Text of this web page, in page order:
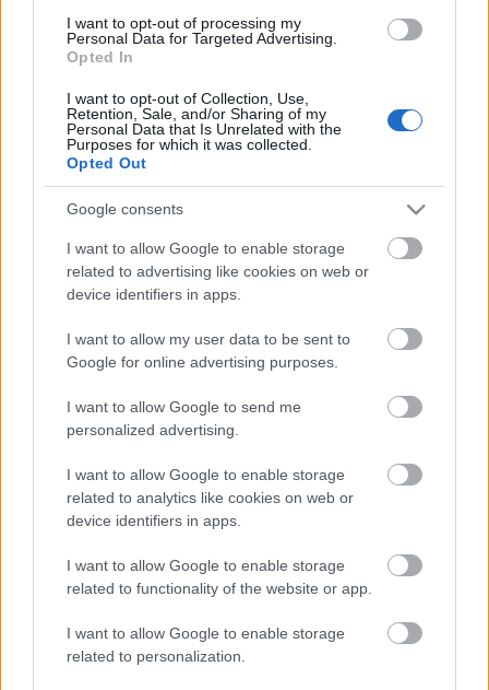
I want to opt-out of processing my
Personal Data for Targeted Advertising.
Opted In
I want to opt-out of Collection, Use,
Retention, Sale, and/or Sharing of my
Personal Data that Is Unrelated with the
Purposes for which it was collected.
Opted Out
Google consents
I want to allow Google to enable storage
related to advertising like cookies on web or
device identifiers in apps.
I want to allow my user data to be sent to
Google for online advertising purposes.
I want to allow Google to send me
personalized advertising.
I want to allow Google to enable storage
related to analytics like cookies on web or
device identifiers in apps.
I want to allow Google to enable storage
related to functionality of the website or app.
I want to allow Google to enable storage
related to personalization.
111 (Fotó: Memlaur Imre)
A 111 című kortárs lengyel dráma egy
bűnmegelőzési projekt részeként jött létre, a Somogy
Megyei Rendőr-főkapitányság és a Kormányhivatal
Igazságügyi Szolgálatának közreműködése révén. Az
előadást somogyi középiskolai kollégiumokban
játsszák tantermi előadásként, drámapedagógiai
programmal egybekötve. Mint arról korábban
beszámoltunk, a pesti előadás apropóján, a Lengyel
Intézet szervezésében a szerző,
Budapestre látogat. Az előadás után vele ésPászt
Patríciafordítóval beszélgethetnek a nézők.